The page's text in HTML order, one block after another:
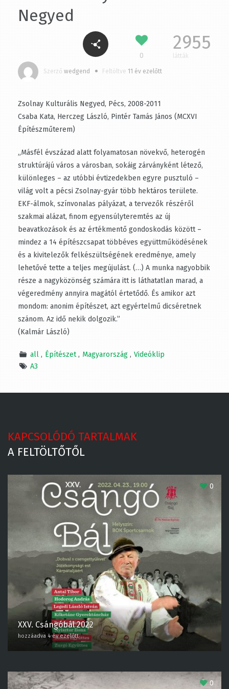
Negyed
2955
látták
Szerző wedgend Feltöltve 11 év ezelőtt
Zsolnay Kulturális Negyed, Pécs, 2008-2011
Csaba Kata, Herczeg László, Pintér Tamás János (MCXVI
Építészműterem)
„Másfél évszázad alatt folyamatosan növekvő,
heterogén struktúrájú város a városban, sokáig
zárványként létező, különleges – az utóbbi
évtizedekben egyre pusztuló – világ volt a pécsi
Zsolnay-gyár több hektáros területe. EKF-álmok,
színvonalas pályázat, a tervezők részéről szakmai
alázat, finom egyensúlyteremtés az új beavatkozások és
az értékmentő gondoskodás között – mindez a 14
építészcsapat többéves együttműködésének és a
kivitelezők felkészültségének eredménye, amely
lehetővé tette a teljes megújulást. (…) A munka
nagyobbik része a nagyközönség számára itt is
láthatatlan marad, a végeredmény annyira magától
értetődő. És amikor azt mondom: anonim építészet, azt
egyértelmű dicséretnek szánom. Az idő nekik dolgozik.”
all
KAPCSOLÓDÓ TARTALMAK
XXV. Csángóbál 2022
hozzáadva 4 év ezelőtt